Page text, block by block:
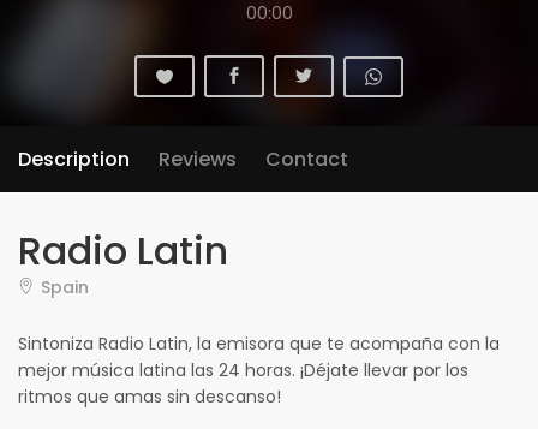
00:00
Description Reviews Contact
Radio Latin
Spain
Sintoniza Radio Latin, la emisora que te acompaña con la
mejor música latina las 24 horas. ¡Déjate llevar por los
ritmos que amas sin descanso!